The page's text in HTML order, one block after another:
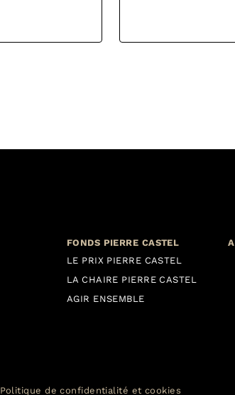
FONDS PIERRE CASTEL
LE PRIX PIERRE CASTEL
LA CHAIRE PIERRE CASTEL
AGIR ENSEMBLE
Politique de confidentialité et cookies